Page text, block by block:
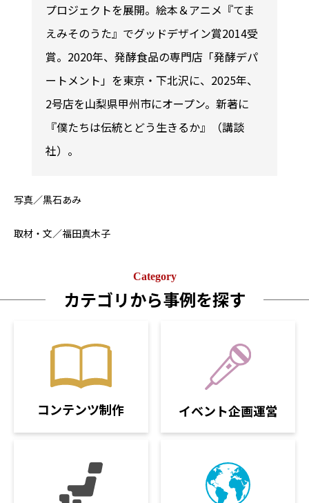
プロジェクトを展開。絵本＆アニメ『てま
えみそのうた』でグッドデザイン賞2014受
賞。2020年、発酵食品の専門店「発酵デパ
ートメント」を東京・下北沢に、2025年、
2号店を山梨県甲州市にオープン。新著に
『僕たちは伝統とどう生きるか』（講談
社）。
写真／黒石あみ
取材・文／福田真木子
Category
カテゴリから事例を探す
コンテンツ制作 イベント企画運営